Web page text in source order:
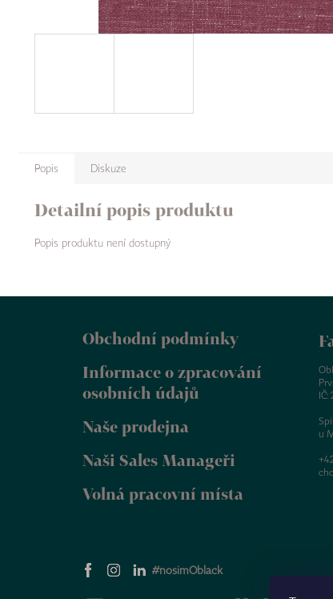
Popis Diskuze
Detailní popis produktu
Popis produktu není dostupný
Obchodní podmínky
Informace o zpracování
osobních údajů
Naše prodejna
Naši Sales Manageři
Volná pracovní místa
#nosimOblack
u